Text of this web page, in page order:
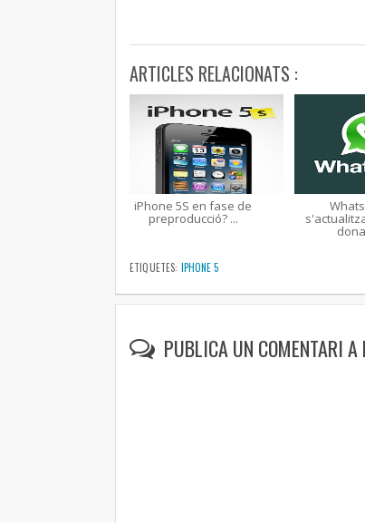
ARTICLES RELACIONATS :
iPhone 5S en fase de
preproducció? ...
ETIQUETES: IPHONE 5
PUBLICA UN COMENTARI A